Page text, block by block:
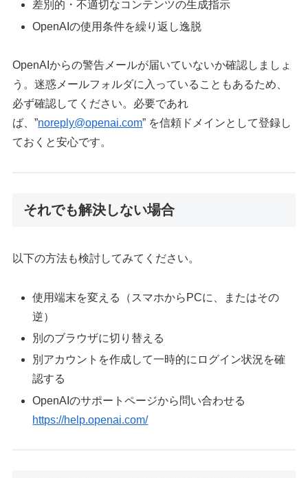
差別的・不適切なコンテンツの生成指示
OpenAIの使用条件を繰り返し逸脱
OpenAIからの警告メールが届いていないか確認しましょ
う。迷惑メールフォルダに入っていることもあるため、
必ず確認してください。必要であれ
ば、”noreply@openai.com” を信頼ドメインとして登録し
ておくと安心です。
それでも解決しない場合
以下の方法も検討してみてください。
使用端末を変える（スマホからPCに、またはその
逆）
別のブラウザに切り替える
別アカウントを作成して一時的にログイン状況を確
認する
OpenAIのサポートページから問い合わせる
https://help.openai.com/